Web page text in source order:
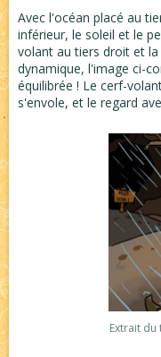
Avec l'océan placé au
inférieur, le soleil et le
volant au tiers droit et
dynamique, l'image ci-
équilibrée ! Le cerf-
s'envole, et le regard
Extrait du